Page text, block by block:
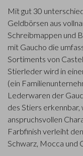
Mit gut 30
Geldbörsen aus
Schreibmappen und
mit Gaucho die
Sortiments von
Stierleder wird in
(ein
Lederwaren der
des Stiers erkennbar,
anspruchsvollen
Farbfinish verleiht
Schwarz, Mocca und